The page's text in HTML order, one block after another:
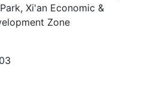
Xi'an Economic &
Zone